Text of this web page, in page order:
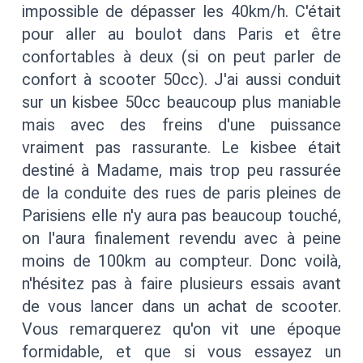
impossible de dépasser les 40km/h. C'était
pour aller au boulot dans Paris et être
confortables à deux (si on peut parler de
confort à scooter 50cc). J'ai aussi conduit
sur un kisbee 50cc beaucoup plus maniable
mais avec des freins d'une puissance
vraiment pas rassurante. Le kisbee était
destiné à Madame, mais trop peu rassurée
de la conduite des rues de paris pleines de
Parisiens elle n'y aura pas beaucoup touché,
on l'aura finalement revendu avec à peine
moins de 100km au compteur. Donc voilà,
n'hésitez pas à faire plusieurs essais avant
de vous lancer dans un achat de scooter.
Vous remarquerez qu'on vit une époque
formidable, et que si vous essayez un